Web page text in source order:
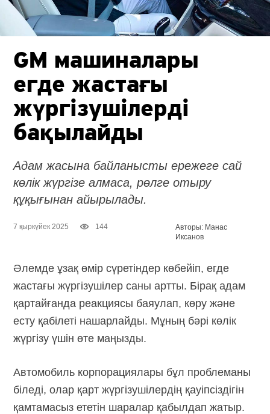
GM машиналары
егде жастағы
жүргізушілерді
бақылайды
Адам жасына байланысты ережеге сай
көлік жүргізе алмаса, рөлге отыру
құқығынан айырылады.
7 қыркүйек 2025 144
Авторы: Манас
Иксанов
Әлемде ұзақ өмір сүретіндер көбейіп, егде
жастағы жүргізушілер саны артты. Бірақ адам
қартайғанда реакциясы баяулап, көру және
есту қабілеті нашарлайды. Мұның бәрі көлік
жүргізу үшін өте маңызды.
Автомобиль корпорациялары бұл проблеманы
біледі, олар қарт жүргізушілердің қауіпсіздігін
қамтамасыз ететін шаралар қабылдап жатыр.